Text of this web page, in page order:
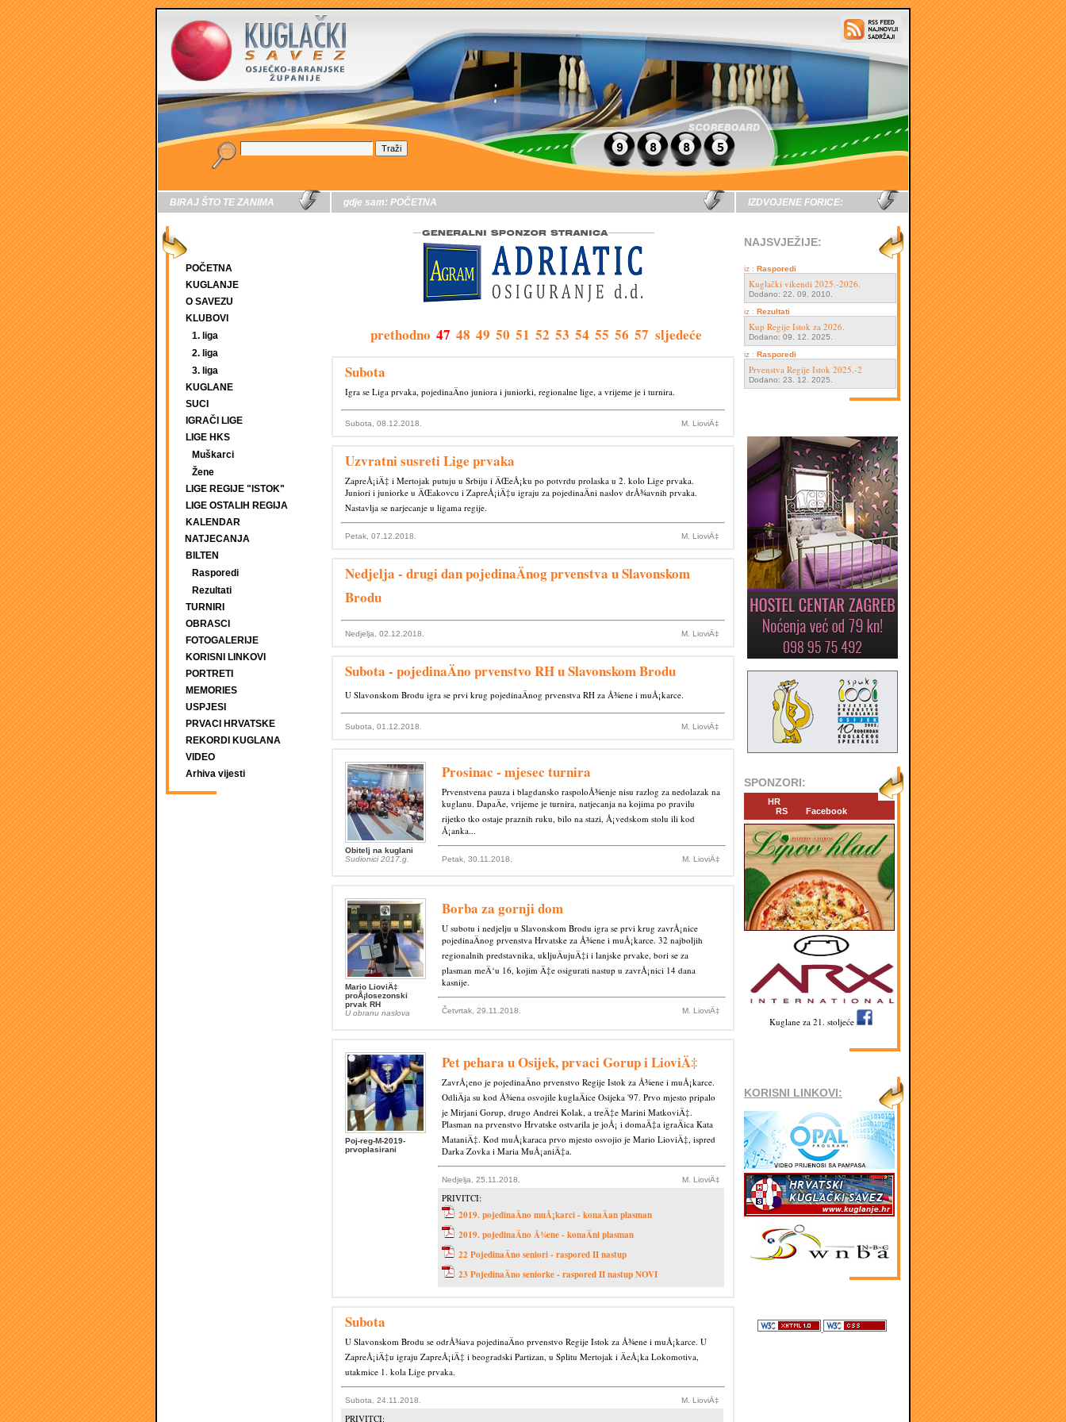
BIRAJ ŠTO TE ZANIMA
POČETNA
KUGLANJE
O SAVEZU
KLUBOVI
1. liga
2. liga
3. liga
KUGLANE
SUCI
IGRAČI LIGE
LIGE HKS
Muškarci
Žene
LIGE REGIJE "ISTOK"
LIGE OSTALIH REGIJA
KALENDAR
NATJECANJA
BILTEN
Rasporedi
Rezultati
TURNIRI
OBRASCI
FOTOGALERIJE
KORISNI LINKOVI
PORTRETI
MEMORIES
USPJESI
PRVACI HRVATSKE
REKORDI KUGLANA
VIDEO
Arhiva vijesti
gdje sam: POČETNA
prethodno 47 48 49 50 51 52 53 54 55 56 57 sljedeće
Subota
Igra se Liga prvaka, pojedinaÄno juniora i juniorki, regionalne lige, a vrijeme je i turnira.
Subota, 08.12.2018. M. LioviÄ‡
Uzvratni susreti Lige prvaka
ZapreÅ¡iÄ‡ i Mertojak putuju u Srbiju i ÄŒeÅ¡ku po potvrdu prolaska u 2. kolo Lige prvaka.
Juniori i juniorke u ÄŒakovcu i ZapreÅ¡iÄ‡u igraju za pojedinaÄni naslov drÅ¾avnih prvaka.
Nastavlja se narjecanje u ligama regije.
Petak, 07.12.2018. M. LioviÄ‡
Nedjelja - drugi dan pojedinaÄnog prvenstva u Slavonskom
Brodu
Nedjelja, 02.12.2018. M. LioviÄ‡
Subota - pojedinaÄno prvenstvo RH u Slavonskom Brodu
U Slavonskom Brodu igra se prvi krug pojedinaÄnog prvenstva RH za Å¾ene i muÅ¡karce.
Subota, 01.12.2018. M. LioviÄ‡
Obitelj na kuglani
Sudionici 2017.g.
Prosinac - mjesec turnira
Prvenstvena pauza i blagdansko raspoloÅ¾enje nisu razlog za nedolazak na
kuglanu. DapaÄe, vrijeme je turnira, natjecanja na kojima po pravilu
rijetko tko ostaje praznih ruku, bilo na stazi, Å¡vedskom stolu ili kod
Å¡anka...
Petak, 30.11.2018. M. LioviÄ‡
Mario LioviÄ‡
proÅ¡losezonski
prvak RH
U obranu naslova
Borba za gornji dom
U subotu i nedjelju u Slavonskom Brodu igra se prvi krug zavrÅ¡nice
pojedinaÄnog prvenstva Hrvatske za Å¾ene i muÅ¡karce. 32 najboljih
regionalnih predstavnika, ukljuÄujuÄ‡i i lanjske prvake, bori se za
plasman meÄ‘u 16, kojim Ä‡e osigurati nastup u zavrÅ¡nici 14 dana
kasnije.
Četvrtak, 29.11.2018. M. LioviÄ‡
Poj-reg-M-2019-
prvoplasirani
Pet pehara u Osijek, prvaci Gorup i LioviÄ‡
ZavrÅ¡eno je pojedinaÄno prvenstvo Regije Istok za Å¾ene i muÅ¡karce.
OdliÄja su kod Å¾ena osvojile kuglaÄice Osijeka '97. Prvo mjesto pripalo
je Mirjani Gorup, drugo Andrei Kolak, a treÄ‡e Marini MatkoviÄ‡.
Plasman na prvenstvo Hrvatske ostvarila je joÅ¡ i domaÄ‡a igraÄica Kata
MataniÄ‡. Kod muÅ¡karaca prvo mjesto osvojio je Mario LioviÄ‡, ispred
Darka Zovka i Maria MuÅ¡aniÄ‡a.
Nedjelja, 25.11.2018. M. LioviÄ‡
PRIVITCI:
2019. pojedinaÄno muÅ¡karci - konaÄan plasman
2019. pojedinaÄno Å¾ene - konaÄni plasman
22 PojedinaÄno seniori - raspored II nastup
23 PojedinaÄno seniorke - raspored II nastup NOVI
Subota
U Slavonskom Brodu se odrÅ¾ava pojedinaÄno prvenstvo Regije Istok za Å¾ene i muÅ¡karce. U
ZapreÅ¡iÄ‡u igraju ZapreÅ¡iÄ‡ i beogradski Partizan, u Splitu Mertojak i ÄeÅ¡ka Lokomotiva,
utakmice 1. kola Lige prvaka.
Subota, 24.11.2018. M. LioviÄ‡
PRIVITCI:
IZDVOJENE FORICE:
NAJSVJEŽIJE:
iz : Rasporedi
Kuglački vikendi 2025.-2026.
Dodano: 22. 09. 2010.
iz : Rezultati
Kup Regije Istok za 2026.
Dodano: 09. 12. 2025.
iz : Rasporedi
Prvenstva Regije Istok 2025.-2
Dodano: 23. 12. 2025.
SPONZORI:
HR
RS
Facebook
Kuglane za 21. stoljeće
KORISNI LINKOVI: